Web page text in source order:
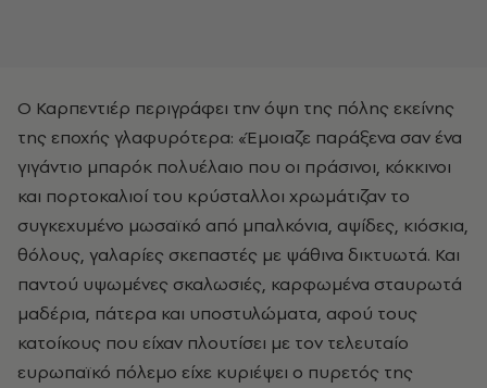
Ο Καρπεντιέρ περιγράφει την όψη της πόλης εκείνης
της εποχής γλαφυρότερα: «Έμοιαζε παράξενα σαν ένα
γιγάντιο μπαρόκ πολυέλαιο που οι πράσινοι, κόκκινοι
και πορτοκαλιοί του κρύσταλλοι χρωμάτιζαν το
συγκεχυμένο μωσαϊκό από μπαλκόνια, αψίδες, κιόσκια,
θόλους, γαλαρίες σκεπαστές με ψάθινα δικτυωτά. Και
παντού υψωμένες σκαλωσιές, καρφωμένα σταυρωτά
μαδέρια, πάτερα και υποστυλώματα, αφού τους
κατοίκους που είχαν πλουτίσει με τον τελευταίο
ευρωπαϊκό πόλεμο είχε κυριέψει ο πυρετός της